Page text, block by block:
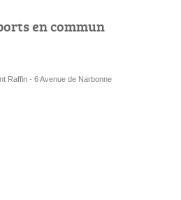
en commun
Raffin - 6 Avenue de Narbonne